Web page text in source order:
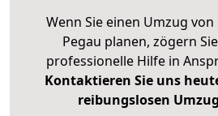
Wenn Sie einen Umzug
Pegau planen, zögern
professionelle Hilfe in
Kontaktieren Sie uns
reibungslosen Umzug